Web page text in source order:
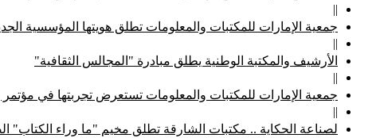
||
جمعية الإمارات للمكتبات والمعلومات تطلق هويتها المؤسسية
||
الأرشيف والمكتبة الوطنية يطلق مبادرة "المجالس الثقافية"
||
جمعية الإمارات للمكتبات والمعلومات تستعرض تجربتها في مؤتمر
||
لصناعة الحكاية .. مكتبات الشارقة تطلق مخيم "ما وراء الكتاب"